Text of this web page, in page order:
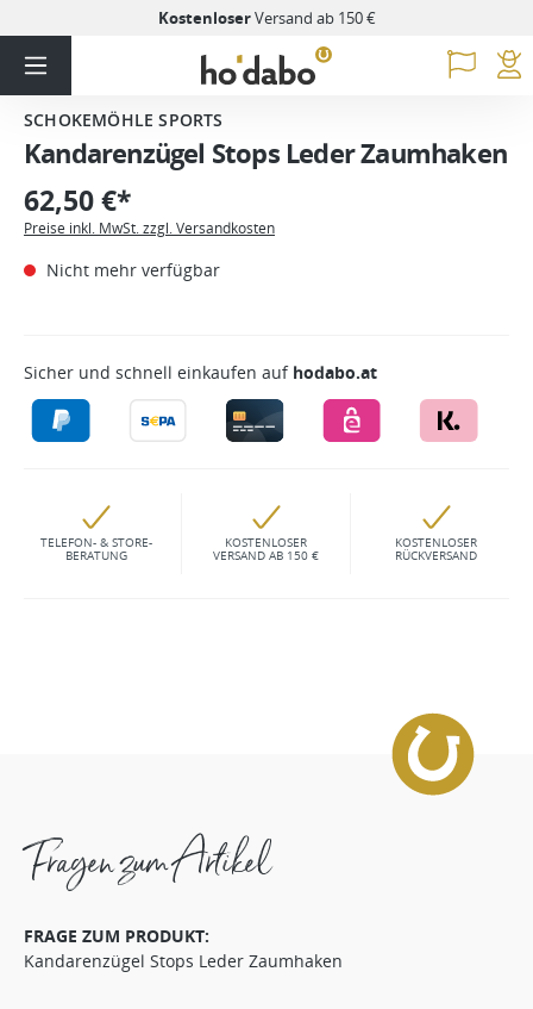
KostenloserVersand ab 150 €
SCHOKEMÖHLE SPORTS
Kandarenzügel Stops Leder Zaumhaken
62,50 €*
Preise inkl. MwSt. zzgl. Versandkosten
Nicht mehr verfügbar
Sicher und schnell einkaufen auf hodabo.at
TELEFON- & STORE-
BERATUNG
KOSTENLOSER
VERSAND AB 150 €
KOSTENLOSER
RÜCKVERSAND
Fragen zum Artikel
FRAGE ZUM PRODUKT:
Kandarenzügel Stops Leder Zaumhaken